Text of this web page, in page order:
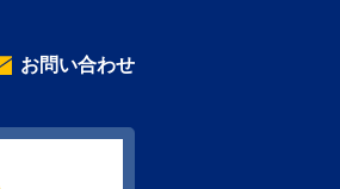
お問い合わせ